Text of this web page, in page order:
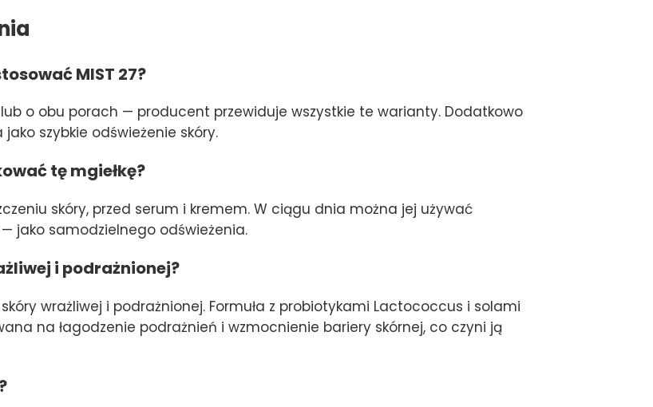
MIST 27?
o obu porach — producent przewiduje wszystkie te warianty. Dodatkowo
szybkie odświeżenie skóry.
tę mgiełkę?
skóry, przed serum i kremem. W ciągu dnia można jej używać
jako samodzielnego odświeżenia.
i podrażnionej?
wrażliwej i podrażnionej. Formuła z probiotykami Lactococcus i solami
na łagodzenie podrażnień i wzmocnienie bariery skórnej, co czyni ją